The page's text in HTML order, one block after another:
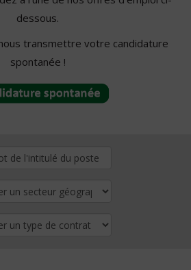
dessous.
transmettre votre candidature
spontanée !